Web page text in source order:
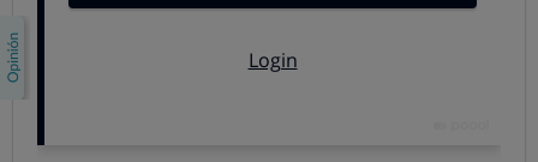
Ahora bien, como todo medicamento, los bisfosfonatos
auricular, dolor articular y muscular, osteonecrosis de